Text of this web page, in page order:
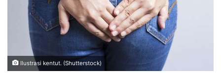
Ilustrasi kentut. (Shutterstock)